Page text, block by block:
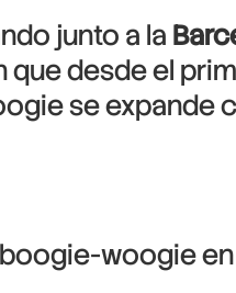
junto a la
que desde el
se expande
woogie